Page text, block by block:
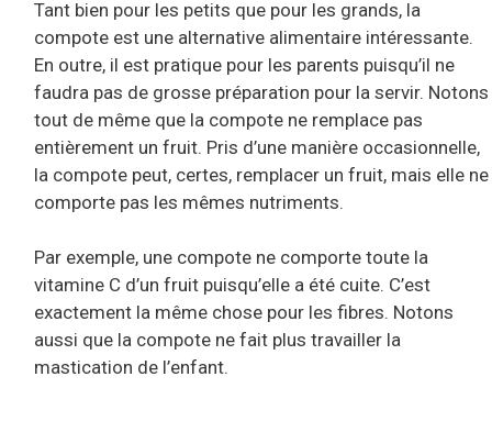
Tant bien pour les petits que pour les grands, la
compote est une alternative alimentaire intéressante.
En outre, il est pratique pour les parents puisqu’il ne
faudra pas de grosse préparation pour la servir. Notons
tout de même que la compote ne remplace pas
entièrement un fruit. Pris d’une manière occasionnelle,
la compote peut, certes, remplacer un fruit, mais elle ne
comporte pas les mêmes nutriments.
Par exemple, une compote ne comporte toute la
vitamine C d’un fruit puisqu’elle a été cuite. C’est
exactement la même chose pour les fibres. Notons
aussi que la compote ne fait plus travailler la
mastication de l’enfant.